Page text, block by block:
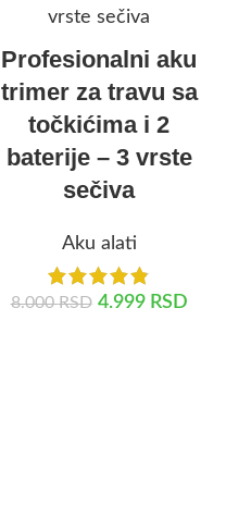
Profesionalni aku
trimer za travu sa
točkićima i 2
baterije – 3 vrste
sečiva
Aku alati
8.000RSD 4.999 RSD